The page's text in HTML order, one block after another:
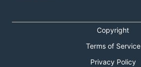
Copyright
Terms of Service
Privacy Policy